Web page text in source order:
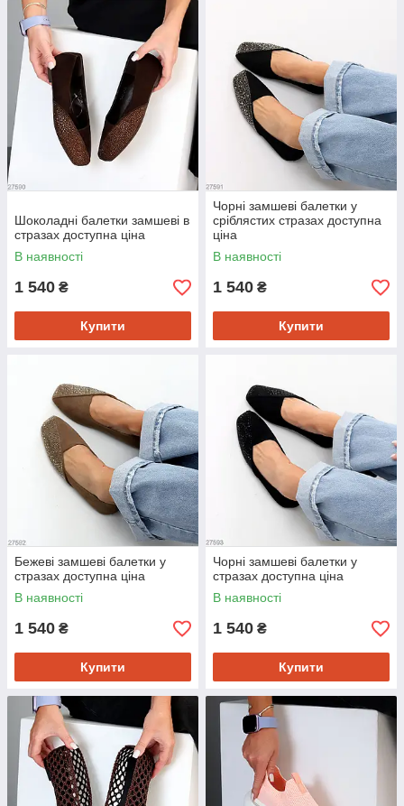
Шоколадні балетки замшеві в
стразах доступна ціна
В наявності
1 540 ₴
Купити
Чорні замшеві балетки у
сріблястих стразах доступна
ціна
В наявності
1 540 ₴
Купити
Бежеві замшеві балетки у
стразах доступна ціна
В наявності
1 540 ₴
Купити
Чорні замшеві балетки у
стразах доступна ціна
В наявності
1 540 ₴
Купити